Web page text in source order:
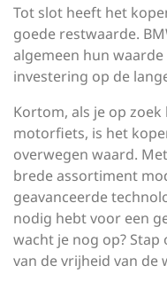
Tot slot heeft het
goede restwaarde.
algemeen hun
investering op de
Kortom, als je op
motorfiets, is het
overwegen waard.
brede assortiment
geavanceerde
nodig hebt voor een
wacht je nog op?
van de vrijheid van de